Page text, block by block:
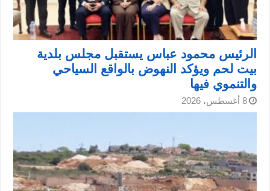
الرئيس محمود عباس يستقبل مجلس بلدية
بيت لحم ويؤكد النهوض بالواقع السياحي
والتنموي فيها
8 أغسطس، 2026